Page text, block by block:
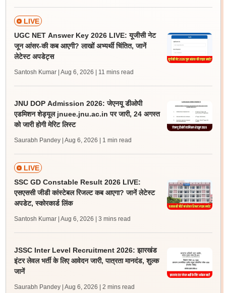
LIVE
UGC NET Answer Key 2026 LIVE: यूजीसी नेट
जून आंसर-की कब आएगी? लाखों अभ्यर्थी चिंतित, जानें
लेटेस्ट अपडेट्स
Santosh Kumar | Aug 6, 2026 | 11 mins read
JNU DOP Admission 2026: जेएनयू डीओपी
एडमिशन शेड्यूल jnuee.jnu.ac.in पर जारी, 24 अगस्त
को जारी होगी मेरिट लिस्ट
Saurabh Pandey | Aug 6, 2026 | 1 min read
LIVE
SSC GD Constable Result 2026 LIVE:
एसएससी जीडी कांस्टेबल रिजल्ट कब आएगा? जानें लेटेस्ट
अपडेट, स्कोरकार्ड लिंक
Santosh Kumar | Aug 6, 2026 | 3 mins read
JSSC Inter Level Recruitment 2026: झारखंड
इंटर लेवल भर्ती के लिए आवेदन जारी, पात्रता मानदंड, शुल्क
जानें
Saurabh Pandey | Aug 6, 2026 | 2 mins read